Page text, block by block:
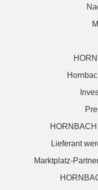
Lieferant
Marktplatz-